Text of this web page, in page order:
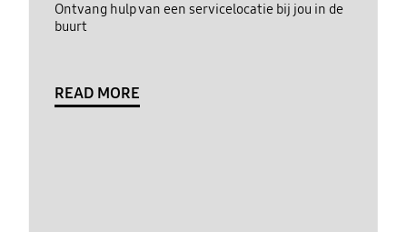
Ontvang hulp van een servicelocatie bij jou in de
buurt
READ MORE